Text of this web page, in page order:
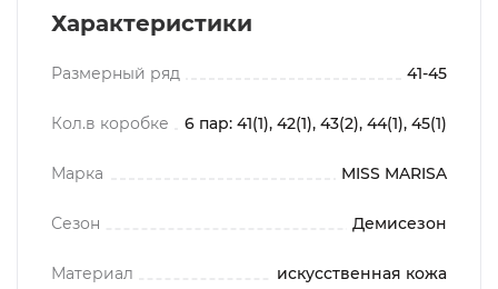
Характеристики
Размерный ряд 41-45
Кол.в коробке 6 пар: 41(1), 42(1), 43(2), 44(1), 45(1)
Марка MISS MARISA
Сезон Демисезон
Материал искусственная кожа